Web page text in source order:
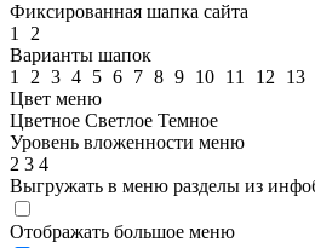
Фиксированная шапка сайта
1
2
Варианты шапок
1
2 3 4 5 6 7 8 9 10 11 12 13
Цвет меню
Цветное Светлое Темное
Уровень вложенности меню
2 3 4
Выгружать в меню разделы из
Отображать большое меню